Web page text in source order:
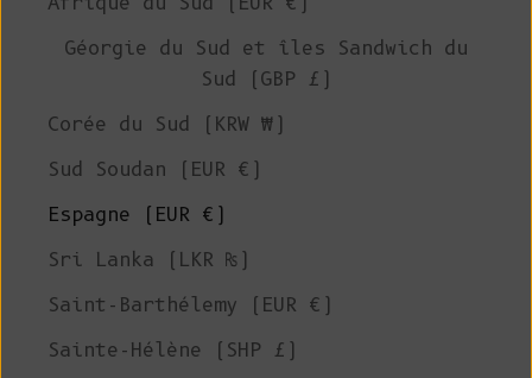
Géorgie du Sud et îles Sandwich du
Sud (GBP £)
Corée du Sud (KRW ₩)
Sud Soudan (EUR €)
Espagne (EUR €)
Sri Lanka (LKR ₨)
Saint-Barthélemy (EUR €)
Sainte-Hélène (SHP £)